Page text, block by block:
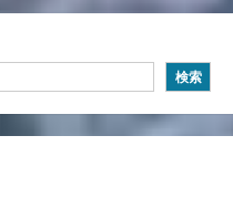
検索